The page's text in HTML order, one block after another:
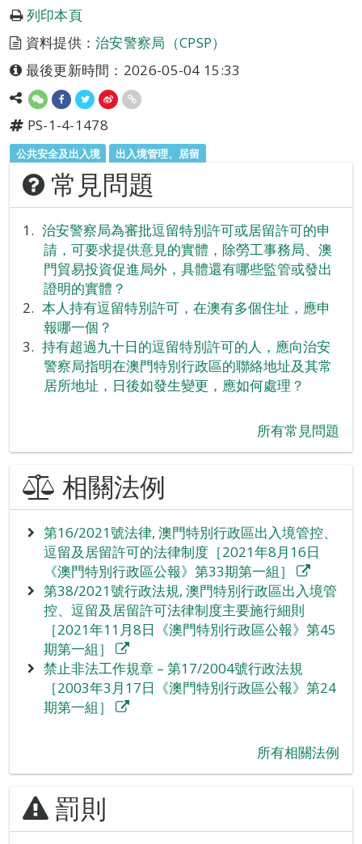
列印本頁
資料提供：治安警察局（CPSP）
最後更新時間：2026-05-04 15:33
PS-1-4-1478
公共安全及出入境 出入境管理、居留
常見問題
治安警察局為審批逗留特別許可或居留許可的申
請，可要求提供意見的實體，除勞工事務局、澳
門貿易投資促進局外，具體還有哪些監管或發出
證明的實體？
本人持有逗留特別許可，在澳有多個住址，應申
報哪一個？
持有超過九十日的逗留特別許可的人，應向治安
警察局指明在澳門特別行政區的聯絡地址及其常
居所地址，日後如發生變更，應如何處理？
所有常見問題
相關法例
第16/2021號法律, 澳門特別行政區出入境管控、
逗留及居留許可的法律制度［2021年8月16日
《澳門特別行政區公報》第33期第一組］
第38/2021號行政法規, 澳門特別行政區出入境管
控、逗留及居留許可法律制度主要施行細則
［2021年11月8日《澳門特別行政區公報》第45
期第一組］
禁止非法工作規章 – 第17/2004號行政法規
［2003年3月17日《澳門特別行政區公報》第24
期第一組］
‪所有相關法例
罰則